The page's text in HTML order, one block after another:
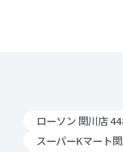
ローソン 関川店
スーパーKマート